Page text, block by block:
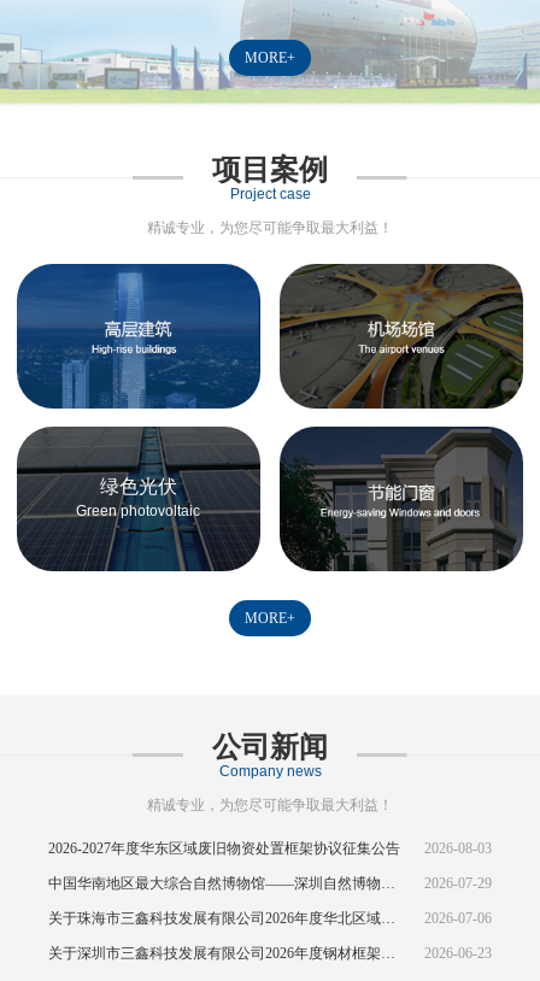
MORE+
项目案例
Project case
精诚专业，为您尽可能争取最大利益！
绿色光伏
Green photovoltaic
MORE+
公司新闻
Company news
精诚专业，为您尽可能争取最大利益！
2026-2027年度华东区域废旧物资处置框架协议征集公告 2026-08-03
2026-07-29
2026-07-06
2026-06-23